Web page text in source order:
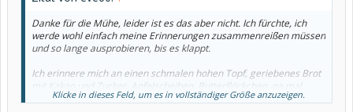
Danke für die Mühe, leider ist es das aber nicht. Ich fürchte, ich
werde wohl einfach meine Erinnerungen zusammenreißen müssen
und so lange ausprobieren, bis es klappt.
Ich erinnere mich an einen schmalen hohen Topf, geriebenes Brot
mit Kakao und Zucker, Apfelscheiben, Butterflöckchen, na mal
sehen.Klicke in dieses Feld, um es in vollständiger Größe anzuzeigen.